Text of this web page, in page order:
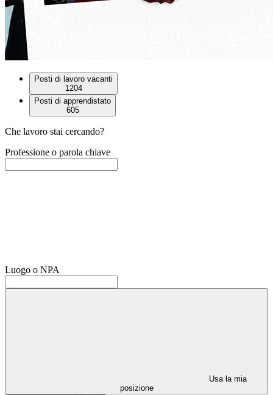
Posti di lavoro vacanti
1204
Posti di apprendistato
605
Che lavoro stai cercando?
Professione o parola chiave
Luogo o NPA
Usa la mia
posizione